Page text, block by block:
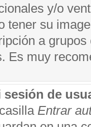
y/o
tener su
a
Es muy
sesión de
Entrar